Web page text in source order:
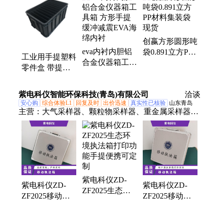
袋、软托盘、中空板卷材、片材、箱子、异型材、万
通板、吸塑包装、吸塑托盘
工业用手提塑料
零件盒 带提手
斜口箱
eva内衬内胆铝
合金仪器箱工具
内衬
创嬴方形圆形吨
袋0.891立方PP
紫电科仪智能环保科技(青岛)有限公司 洽谈
安心购 综合体验L1 回复及时 出价迅速 真实性已核验 山东青岛
主营： 大气采样器、颗粒物采样器、重金属采样器、
氟化物采样器、挥发性有机物采样器、油气回收检测
仪、降水降尘采样器、氢火焰离子化检测仪、便携式
非甲烷总烃检测仪、VOCs检测仪、烟尘烟气测试
仪、烟气分析仪、林格曼黑度计、真空箱气袋采样
器、VOCs采样器、皂膜流量计、流量校准仪、油烟
检测仪、不透光烟度计、黑烟识别器、汽车尾气分析
仪
紫电科仪ZD-
ZF2025移动执
紫电科仪ZD-
ZF2025生态环
紫电科仪ZD-
ZF2025移动执